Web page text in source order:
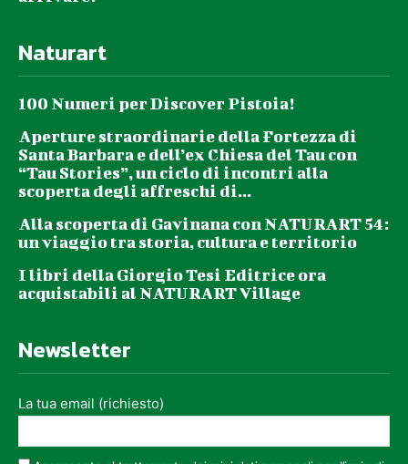
Naturart
100 Numeri per Discover Pistoia!
Aperture straordinarie della Fortezza di
Santa Barbara e dell’ex Chiesa del Tau con
“Tau Stories”, un ciclo di incontri alla
scoperta degli affreschi di...
Alla scoperta di Gavinana con NATURART 54:
un viaggio tra storia, cultura e territorio
I libri della Giorgio Tesi Editrice ora
acquistabili al NATURART Village
Newsletter
La tua email (richiesto)